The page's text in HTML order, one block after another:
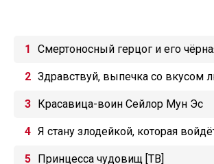
Смертоносный герцог и его
Здравствуй, выпечка со вкусом
Красавица-воин Сейлор Мун Эс
Я стану злодейкой, которая
Принцесса чудовищ [ТВ]